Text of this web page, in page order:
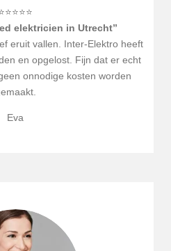
elektricien in Utrecht”
eruit vallen. Inter-Elektro heeft
en opgelost. Fijn dat er echt
onnodige kosten worden
Eva